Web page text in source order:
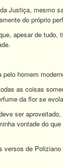
Justiça, mesmo
do próprio
apesar de
homem
as coisas
da flor se
ser
vontade do
de